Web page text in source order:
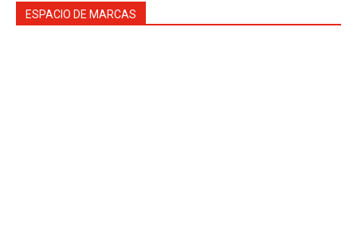
ESPACIO DE MARCAS